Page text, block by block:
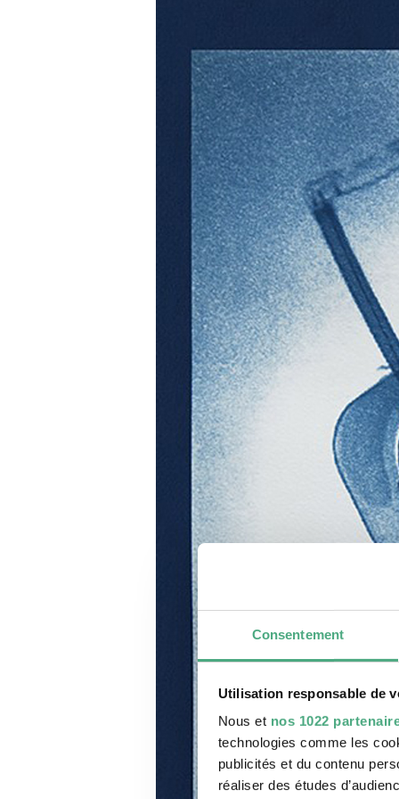
Consentement
Utilisation responsable de
Nous et nos 1022
technologies comme les
publicités et du contenu
réaliser des études